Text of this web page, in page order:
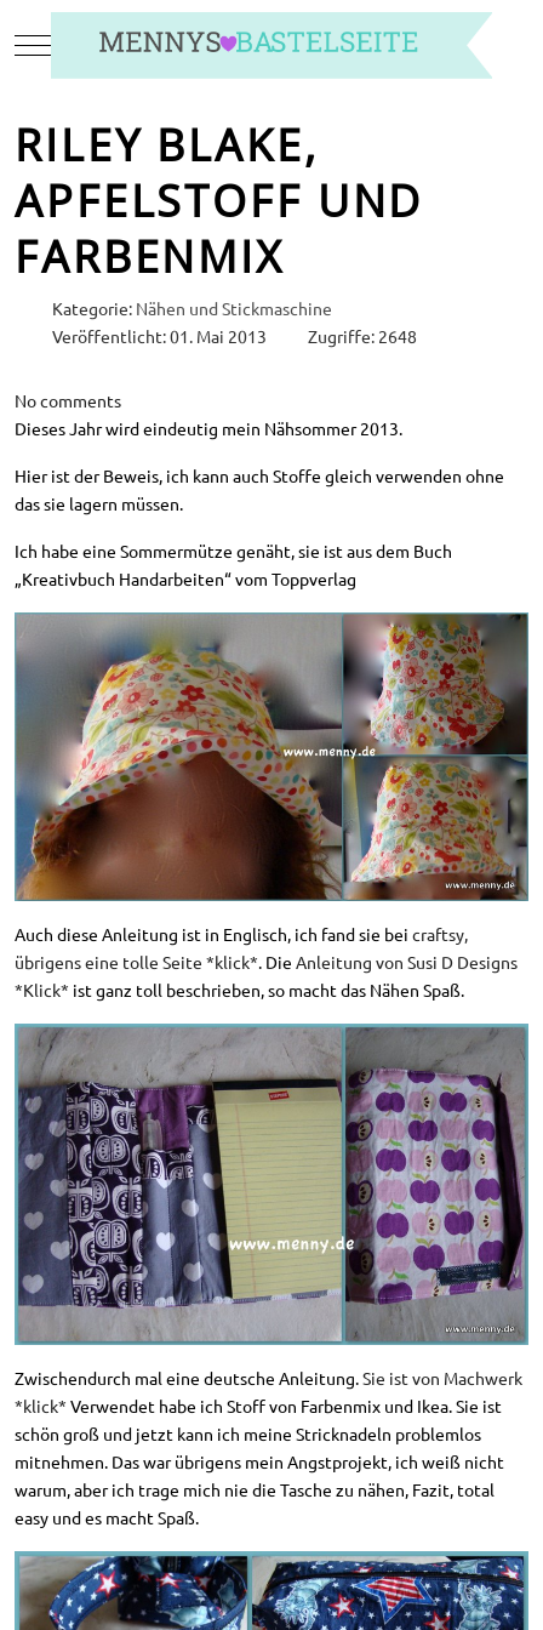
Mobile Menu Toggle
RILEY BLAKE,
APFELSTOFF UND
FARBENMIX
Kategorie: Nähen und Stickmaschine
Veröffentlicht: 01. Mai 2013
Zugriffe: 2648
No comments
Dieses Jahr wird eindeutig mein Nähsommer 2013.
Hier ist der Beweis, ich kann auch Stoffe gleich verwenden ohne
das sie lagern müssen.
Ich habe eine Sommermütze genäht, sie ist aus dem Buch
„Kreativbuch Handarbeiten“ vom Toppverlag
Auch diese Anleitung ist in Englisch, ich fand sie bei craftsy,
übrigens eine tolle Seite *klick*. Die Anleitung von Susi D Designs
*Klick* ist ganz toll beschrieben, so macht das Nähen Spaß.
Zwischendurch mal eine deutsche Anleitung.Sie ist von Machwerk
*klick* Verwendet habe ich Stoff von Farbenmix und Ikea. Sie ist
schön groß und jetzt kann ich meine Stricknadeln problemlos
mitnehmen. Das war übrigens mein Angstprojekt, ich weiß nicht
warum, aber ich trage mich nie die Tasche zu nähen, Fazit, total
easy und es macht Spaß.